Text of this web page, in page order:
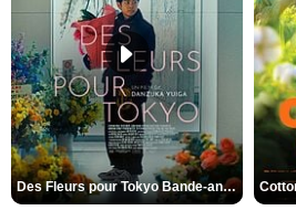
Des Fleurs pour Tokyo Bande-annonce VO STFR